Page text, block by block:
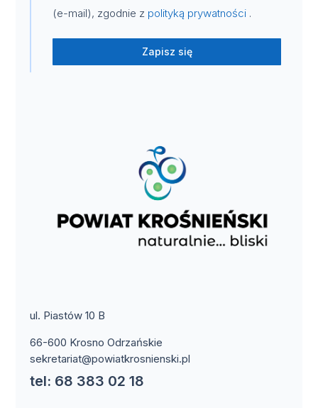
(e-mail), zgodnie z polityką prywatności .
Zapisz się
ul. Piastów 10 B
66-600 Krosno Odrzańskie
sekretariat@powiatkrosnienski.pl
tel: 68 383 02 18